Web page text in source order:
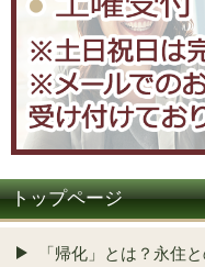
トップページ
「帰化」とは？永住